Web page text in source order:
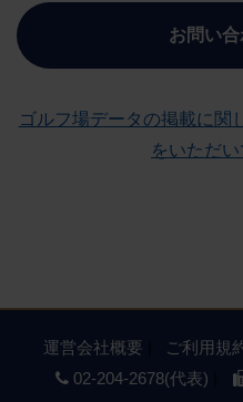
お問い
ゴルフ場データの掲載に関
をいただい
運営会社概要 ご利用規
02-204-2678(代表)